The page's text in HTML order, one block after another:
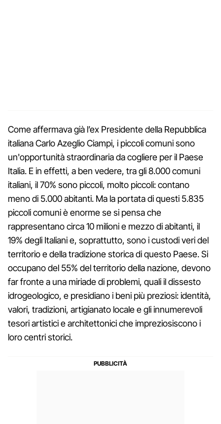
Come affermava già l’ex Presidente della Repubblica
italiana Carlo Azeglio Ciampi, i piccoli comuni sono
un'opportunità straordinaria da cogliere per il Paese
Italia. E in effetti, a ben vedere, tra gli 8.000 comuni
italiani, il 70% sono piccoli, molto piccoli: contano
meno di 5.000 abitanti. Ma la portata di questi 5.835
piccoli comuni è enorme se si pensa che
rappresentano circa 10 milioni e mezzo di abitanti, il
19% degli Italiani e, soprattutto, sono i custodi veri del
territorio e della tradizione storica di questo Paese. Si
occupano del 55% del territorio della nazione, devono
far fronte a una miriade di problemi, quali il dissesto
idrogeologico, e presidiano i beni più preziosi: identità,
valori, tradizioni, artigianato locale e gli innumerevoli
tesori artistici e architettonici che impreziosiscono i
loro centri storici.